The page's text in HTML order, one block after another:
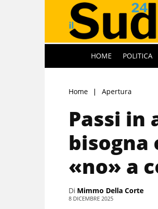
HOME POLITICA
Home Apertura
Passi in
bisogna
«no» a
Di Mimmo Della Corte
8 DICEMBRE 2025